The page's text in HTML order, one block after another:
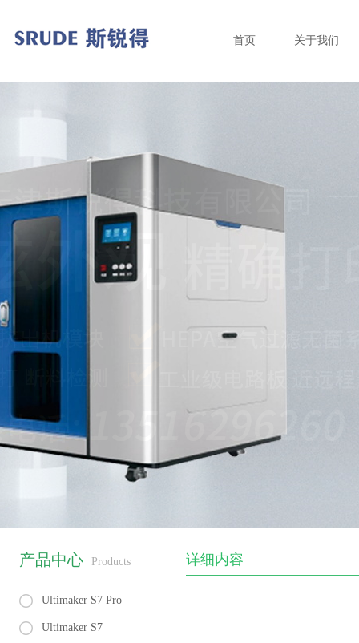
首页 关于我们
产品中心 Products
Ultimaker S7 Pro
Ultimaker S7
详细内容